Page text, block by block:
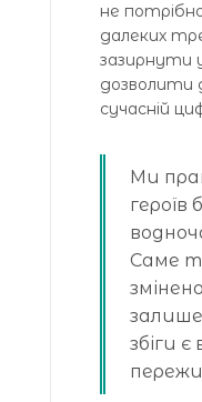
не
далеких
зазирнути
дозволити
сучасній
Ми
героїв
Саме
збіги